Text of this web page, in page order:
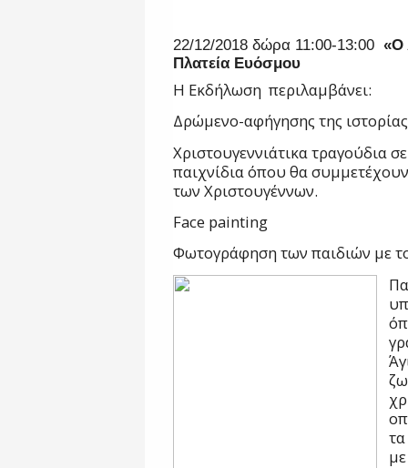
22/12/2018 δώρα 11:00-13:00 «Ο
Πλατεία Ευόσμου
Η Εκδήλωση περιλαμβάνει:
Δρώμενο-αφήγησης της
Χριστουγεννιάτικα τραγούδια
παιχνίδια όπου θα
των Χριστουγέννων.
Face painting
Φωτογράφηση των παιδιών με